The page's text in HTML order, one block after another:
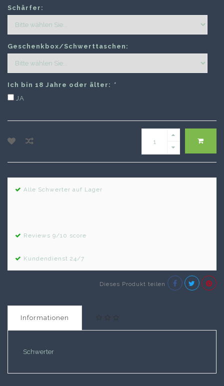
Schärfer:
Geschenkbox/Schwerttaschen:
Ich bin 18 Jahre oder älter: *
JA
Alle Schwerter auf Lager
Reviews 9/10 score
Kundendienst 24/7
Dieses Produkt teilen
Informationen
Schwerter